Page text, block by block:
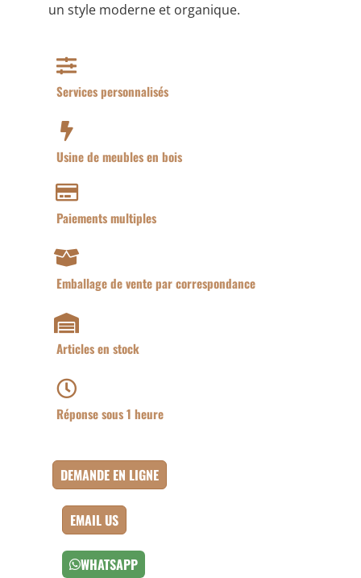
un style moderne et organique.
Services personnalisés
Usine de meubles en bois
Paiements multiples
Emballage de vente par correspondance
Articles en stock
Réponse sous 1 heure
DEMANDE EN LIGNE
EMAIL US
WHATSAPP